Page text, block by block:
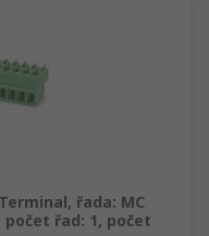
řada: MC
počet řad: 1, počet